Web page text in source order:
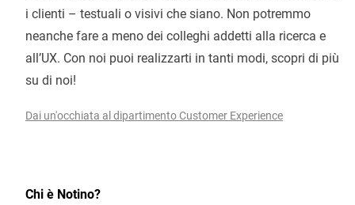
i clienti – testuali o visivi che siano. Non potremmo
neanche fare a meno dei colleghi addetti alla ricerca e
all’UX. Con noi puoi realizzarti in tanti modi, scopri di più
su di noi!
Dai un'occhiata al dipartimento Customer Experience
Chi è Notino?